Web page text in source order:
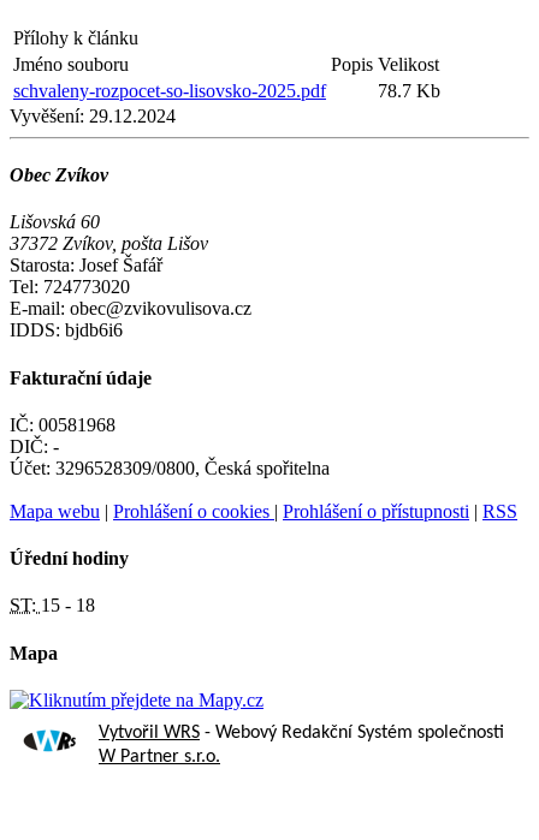
Přílohy k článku
Jméno souboru
Popis Velikost
schvaleny-rozpocet-so-lisovsko-2025.pdf
78.7 Kb
Vyvěšení: 29.12.2024
Obec Zvíkov
Lišovská 60
37372 Zvíkov, pošta Lišov
Starosta: Josef Šafář
Tel: 724773020
E-mail: obec@zvikovulisova.cz
IDDS: bjdb6i6
Fakturační údaje
IČ: 00581968
DIČ: -
Účet: 3296528309/0800, Česká spořitelna
Mapa webu | Prohlášení o cookies | Prohlášení o přístupnosti | RSS
Úřední hodiny
ST: 15 - 18
Mapa
Vytvořil WRS - Webový Redakční Systém společnosti
W Partner s.r.o.